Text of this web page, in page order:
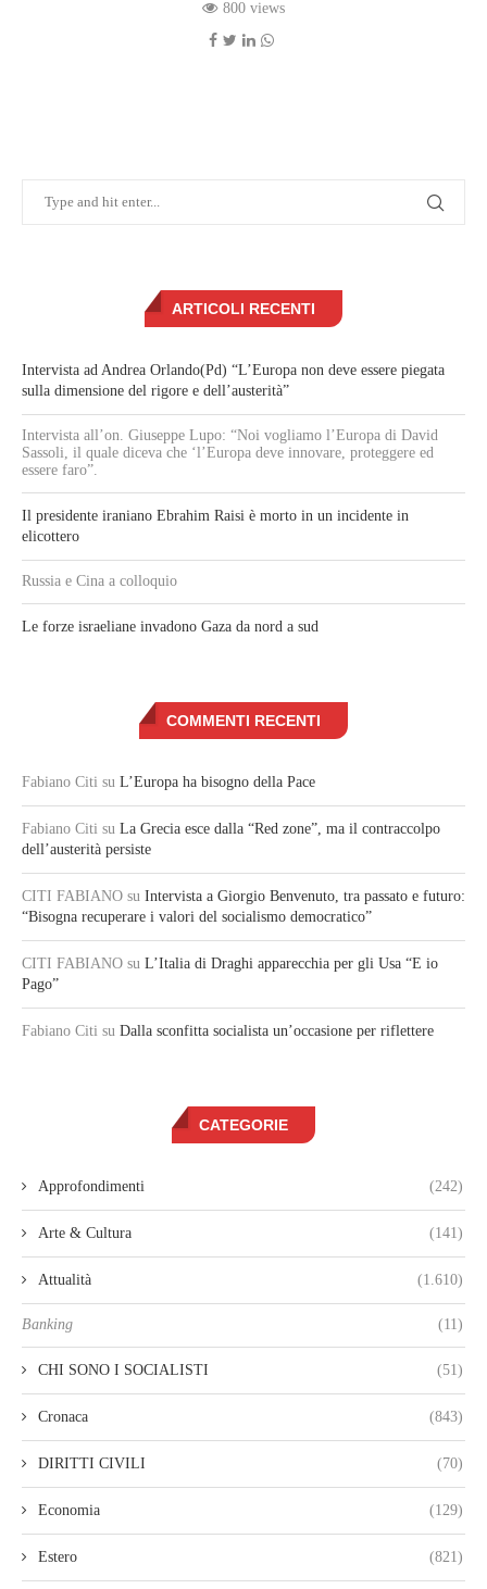
800 views
ARTICOLI RECENTI
Intervista ad Andrea Orlando(Pd) “L’Europa non deve essere piegata
sulla dimensione del rigore e dell’austerità”
Intervista all’on. Giuseppe Lupo: “Noi vogliamo l’Europa di David
Sassoli, il quale diceva che ‘l’Europa deve innovare, proteggere ed
essere faro”.
Il presidente iraniano Ebrahim Raisi è morto in un incidente in
elicottero
Russia e Cina a colloquio
Le forze israeliane invadono Gaza da nord a sud
COMMENTI RECENTI
Fabiano Citi su L’Europa ha bisogno della Pace
Fabiano Citi su La Grecia esce dalla “Red zone”, ma il contraccolpo
dell’austerità persiste
CITI FABIANO su Intervista a Giorgio Benvenuto, tra passato e futuro:
“Bisogna recuperare i valori del socialismo democratico”
CITI FABIANO su L’Italia di Draghi apparecchia per gli Usa “E io
Pago”
Fabiano Citi su Dalla sconfitta socialista un’occasione per riflettere
CATEGORIE
Approfondimenti (242)
Arte & Cultura (141)
Attualità (1.610)
Banking (11)
CHI SONO I SOCIALISTI (51)
Cronaca (843)
DIRITTI CIVILI (70)
Economia (129)
Estero (821)